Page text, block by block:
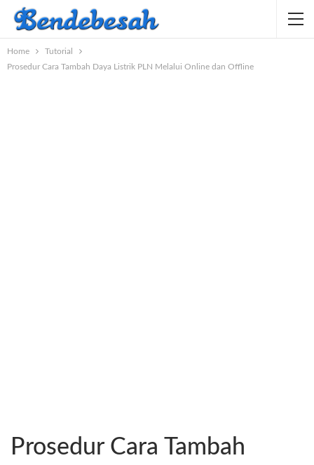
Home
Tutorial
Prosedur Cara Tambah Daya Listrik PLN Melalui Online dan Offline
Prosedur Cara Tambah